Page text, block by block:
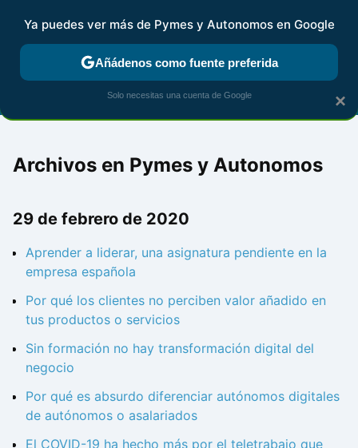
FISCALIDAD Y CONTABILIDAD KIT DIGITAL RENTA
Archivos en Pymes y Autonomos
29 de febrero de 2020
Aprender a liderar, una asignatura pendiente en la
empresa española
Por qué los clientes no perciben valor añadido en
tus productos o servicios
Sin formación no hay transformación digital del
negocio
Por qué es absurdo diferenciar autónomos digitales
de autónomos o asalariados
El COVID-19 ha hecho más por el teletrabajo que
×
Ya puedes ver más de Pymes y Autonomos en Google
Añádenos como fuente preferida
Solo necesitas una cuenta de Google